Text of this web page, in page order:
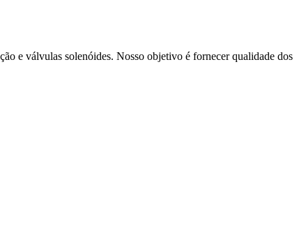
e válvulas solenóides. Nosso objetivo é fornecer qualidade dos